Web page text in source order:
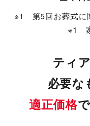
※1 第5回お葬式に
※1
ティ
必要な
適正価格